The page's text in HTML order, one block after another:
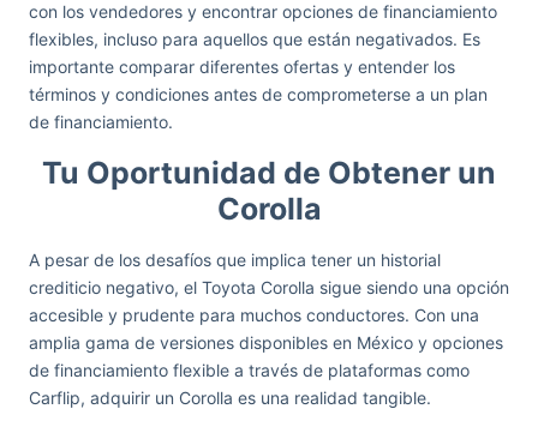
con los vendedores y encontrar opciones de financiamiento
flexibles, incluso para aquellos que están negativados. Es
importante comparar diferentes ofertas y entender los
términos y condiciones antes de comprometerse a un plan
de financiamiento.
Tu Oportunidad de Obtener un
Corolla
A pesar de los desafíos que implica tener un historial
crediticio negativo, el Toyota Corolla sigue siendo una opción
accesible y prudente para muchos conductores. Con una
amplia gama de versiones disponibles en México y opciones
de financiamiento flexible a través de plataformas como
Carflip, adquirir un Corolla es una realidad tangible.